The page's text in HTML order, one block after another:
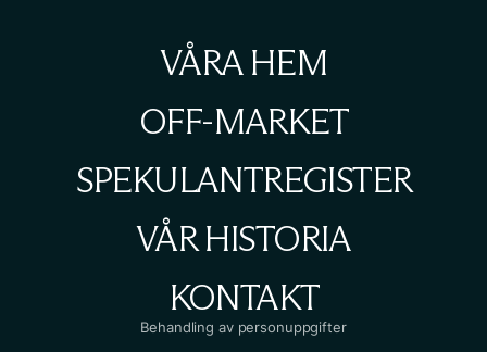
VÅRA HEM
OFF-MARKET
SPEKULANTREGISTER
VÅR HISTORIA
KONTAKT
Behandling av personuppgifter